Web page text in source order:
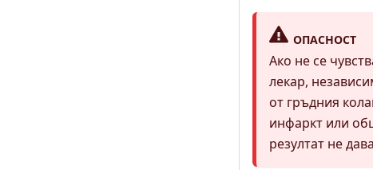
ОПАСНОСТ
Ако не се
лекар,
от гръдния
инфаркт или
резултат не